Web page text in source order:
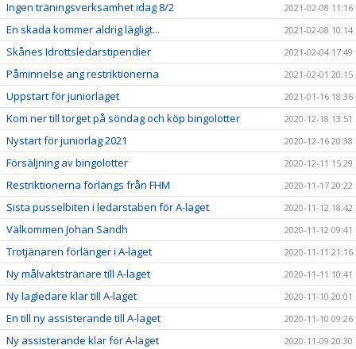
Ingen träningsverksamhet idag 8/2 2021-02-08 11:16
En skada kommer aldrig lägligt... 2021-02-08 10:14
Skånes Idrottsledarstipendier 2021-02-04 17:49
Påminnelse ang restriktionerna 2021-02-01 20:15
Uppstart för juniorlaget 2021-01-16 18:36
Kom ner till torget på söndag och köp bingolotter 2020-12-18 13:51
Nystart för juniorlag 2021 2020-12-16 20:38
Försäljning av bingolotter 2020-12-11 15:29
Restriktionerna förlängs från FHM 2020-11-17 20:22
Sista pusselbiten i ledarstaben för A-laget 2020-11-12 18:42
Välkommen Johan Sandh 2020-11-12 09:41
Trotjänaren förlänger i A-laget 2020-11-11 21:16
Ny målvaktstränare till A-laget 2020-11-11 10:41
Ny lagledare klar till A-laget 2020-11-10 20:01
En till ny assisterande till A-laget 2020-11-10 09:26
Ny assisterande klar för A-laget 2020-11-09 20:30